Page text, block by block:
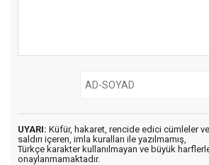
UYARI: Küfür, hakaret, rencide edici cümleler
saldırı içeren, imla kuralları ile yazılmamış,
Türkçe karakter kullanılmayan ve büyük
onaylanmamaktadır.